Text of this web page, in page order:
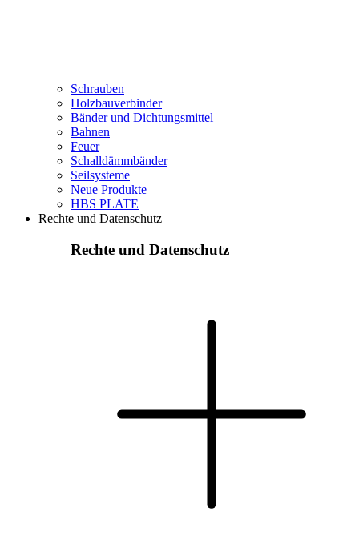
Schrauben
Holzbauverbinder
Bänder und Dichtungsmittel
Bahnen
Feuer
Schalldämmbänder
Seilsysteme
Neue Produkte
HBS PLATE
Rechte und Datenschutz
Rechte und Datenschutz